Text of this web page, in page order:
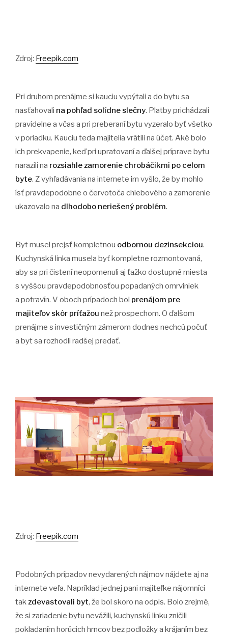
Zdroj: Freepik.com
Pri druhom prenájme si kauciu vypýtali a do bytu sa
nasťahovali na pohľad solídne slečny. Platby prichádzali
pravidelne a včas a pri preberaní bytu vyzeralo byť všetko
v poriadku. Kauciu teda majitelia vrátili na účet. Aké bolo
ich prekvapenie, keď pri upratovaní a ďalšej príprave bytu
narazili na rozsiahle zamorenie chrobáčikmi po celom
byte. Z vyhľadávania na internete im vyšlo, že by mohlo
ísť pravdepodobne o červotoča chlebového a zamorenie
ukazovalo na dlhodobo neriešený problém.
Byt musel prejsť kompletnou odbornou dezinsekciou.
Kuchynská linka musela byť kompletne rozmontovaná,
aby sa pri čistení neopomenuli aj ťažko dostupné miesta
s vyššou pravdepodobnosťou popadaných omrviniek
a potravín. V oboch prípadoch bol prenájom pre
majiteľov skôr príťažou než prospechom. O ďalšom
prenájme s investičným zámerom dodnes nechcú počuť
a byt sa rozhodli radšej predať.
Zdroj: Freepik.com
Podobných prípadov nevydarených nájmov nájdete aj na
internete veľa. Napríklad jednej pani majiteľke nájomníci
takzdevastovali byt, že bol skoro na odpis. Bolo zrejmé,
že si zariadenie bytu nevážili, kuchynskú linku zničili
pokladaním horúcich hrncov bez podložky a krájaním bez